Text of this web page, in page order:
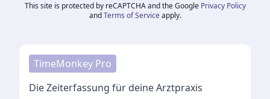
This site is protected by reCAPTCHA and the Google Privacy Policy
and Terms of Service apply.
TimeMonkey Pro
Die Zeiterfassung für deine Arztpraxis